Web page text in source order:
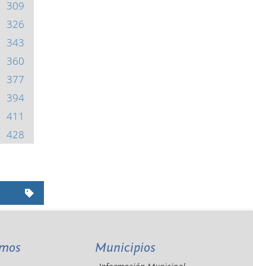
309
326
343
360
377
394
411
428
Municipios